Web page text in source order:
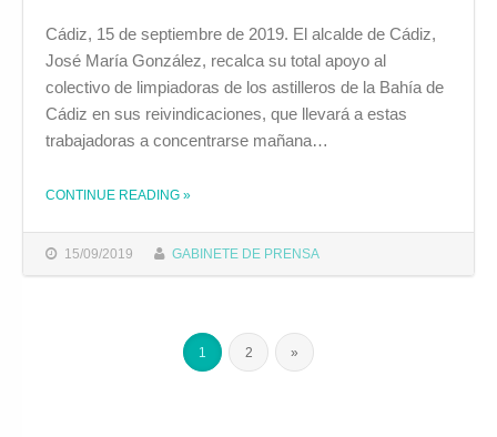
15/09/2019 GABINETE DE PRENSA
Cádiz, 15 de septiembre de 2019. El alcalde de Cádiz,
José María González, recalca su total apoyo al
colectivo de limpiadoras de los astilleros de la Bahía de
Cádiz en sus reivindicaciones, que llevará a estas
trabajadoras a concentrarse mañana…
CONTINUE READING THE "EL ALCALDE MANIFIESTA SU APOYO A LAS TRABAJADORAS DE LIMPIEZA DE LOS ASTILLEROS GADITANOS"
»
1 2 »